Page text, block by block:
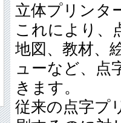
立体プリンタ
これにより、
地図、教材、
ューなど、点
きます。
従来の点字プ